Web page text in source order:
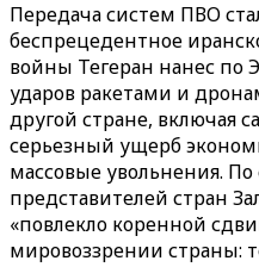
Передача систем ПВО
беспрецедентное
войны Тегеран нанес по
ударов ракетами и
другой стране, включая
серьезный ущерб
массовые увольнения.
представителей стран
«повлекло коренной
мировоззрении страны: